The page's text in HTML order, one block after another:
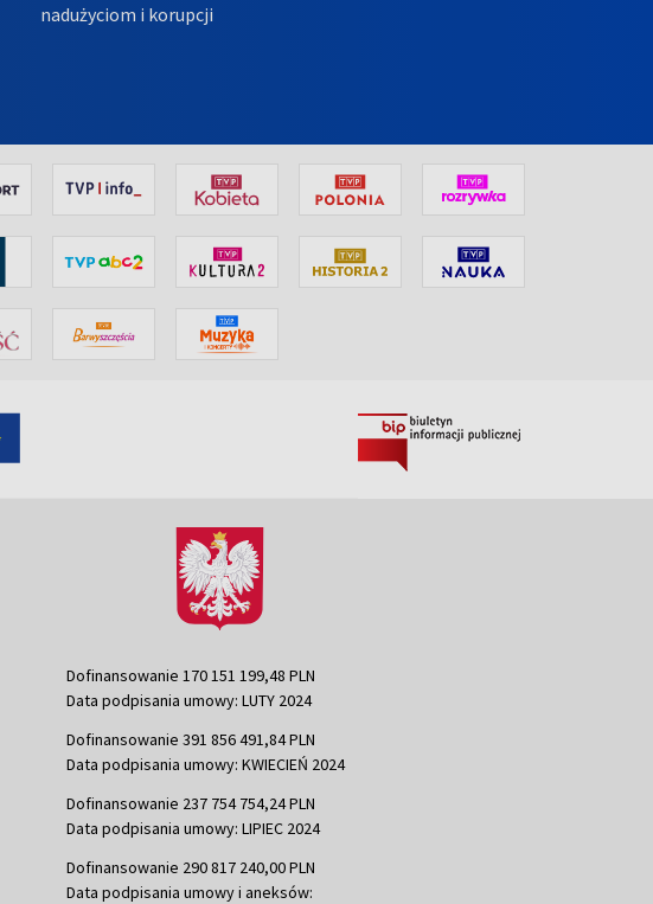
nadużyciom i korupcji
Dofinansowanie 170 151 199,48 PLN
Data podpisania umowy: LUTY 2024
Dofinansowanie 391 856 491,84 PLN
Data podpisania umowy: KWIECIEŃ 2024
Dofinansowanie 237 754 754,24 PLN
Data podpisania umowy: LIPIEC 2024
Dofinansowanie 290 817 240,00 PLN
Data podpisania umowy i aneksów: